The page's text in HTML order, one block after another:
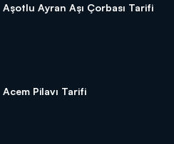
Aşotlu Ayran Aşı Çorbası Tarifi
Acem Pilavı Tarifi